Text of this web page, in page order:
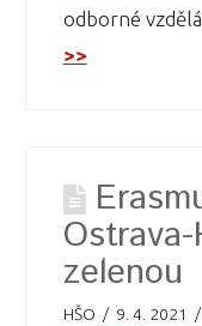
odborné
>>
zelenou
HŠO
9. 4. 2021